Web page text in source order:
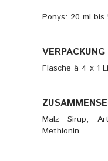
Ponys: 20 ml
VERPACKUNG
Flasche à 4 x 1
Malz Sirup,
Methionin.